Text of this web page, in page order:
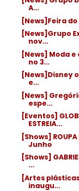
A...
[News]Feira
[News]Grupo
nov...
[News] Moda
no 3...
[News]Disney
e...
[News]
espe...
[Eventos]
ESTREIA...
[Shows]
Junho
[Shows]
...
[Artes
inaugu...